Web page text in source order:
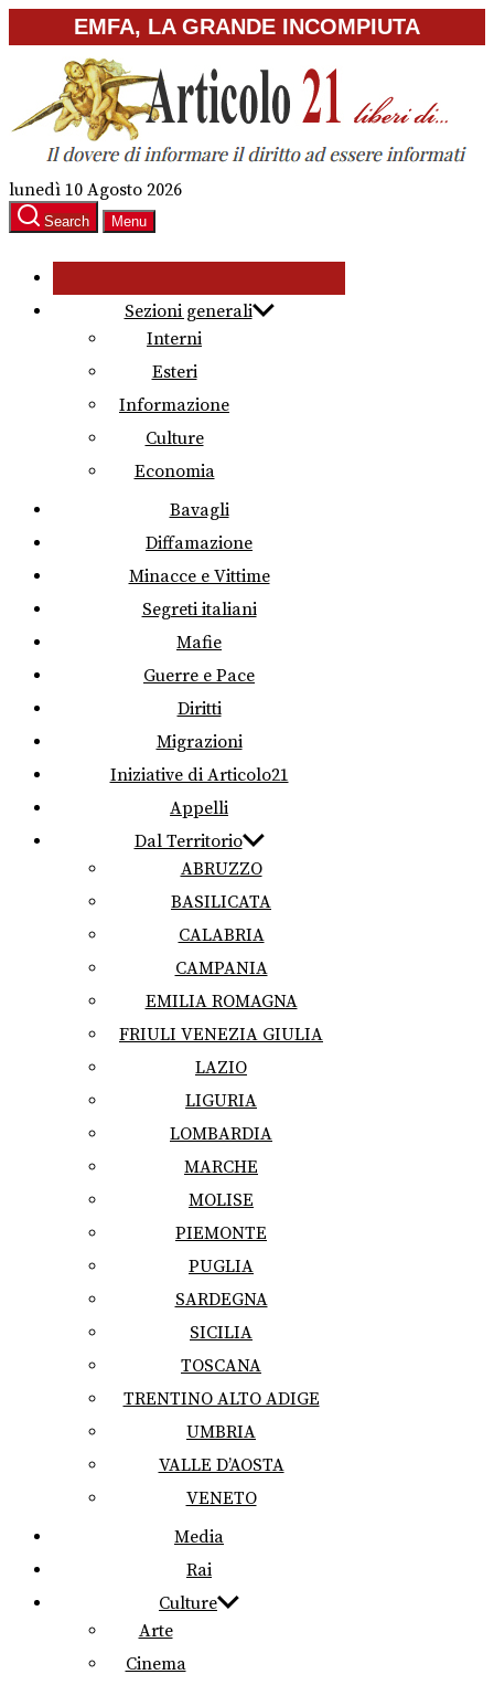
to
content
EMFA, LA GRANDE INCOMPIUTA
lunedì 10 Agosto 2026
Search Menu
Sezioni generali
Interni
Esteri
Informazione
Culture
Economia
Bavagli
Diffamazione
Minacce e Vittime
Segreti italiani
Mafie
Guerre e Pace
Diritti
Migrazioni
Iniziative di Articolo21
Appelli
Dal Territorio
ABRUZZO
BASILICATA
CALABRIA
CAMPANIA
EMILIA ROMAGNA
FRIULI VENEZIA GIULIA
LAZIO
LIGURIA
LOMBARDIA
MARCHE
MOLISE
PIEMONTE
PUGLIA
SARDEGNA
SICILIA
TOSCANA
TRENTINO ALTO ADIGE
UMBRIA
VALLE D’AOSTA
VENETO
Media
Rai
Culture
Arte
Cinema